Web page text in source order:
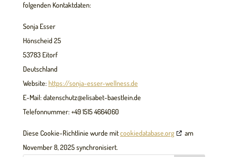
folgenden Kontaktdaten:
Sonja Esser
Hönscheid 25
53783 Eitorf
Deutschland
Website: https://sonja-esser-wellness.de
E-Mail: datenschutz@elisabet-baestlein.de
Telefonnummer: +49 1515 4664060
Diese Cookie-Richtlinie wurde mitcookiedatabase.org
am
November 8, 2025 synchronisiert.